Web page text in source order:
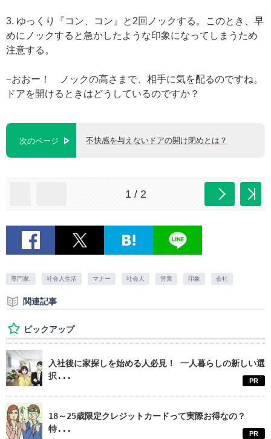
3. ゆっくり『コン、コン』と2回ノックする。このとき、早
めにノックすると急かしたような印象になってしまうため
注意する。
−おおー！ ノックの高さまで、相手に気を配るのですね。
ドアを開けるときはどうしているのですか？
次のページ 不快感を与えないドアの開け閉めとは？
1 / 2
専門家. 社会人生活 マナー 社会人 営業 印象 会社
関連記事
ピックアップ
入社後に家探しを始める人必見！ 一人暮らしの新しい選
択...
PR
18～25歳限定クレジットカードって実際お得なの？
特...
PR